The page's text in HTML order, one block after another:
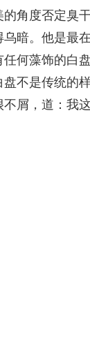
角度否定臭
暗。他是最
何藻饰的白
不是传统的
屑，道：我